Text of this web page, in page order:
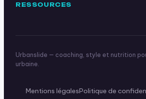
RESSOURCES
Urbanslide — coaching, style et nutrition
urbaine.
Mentions légalesPolitique de